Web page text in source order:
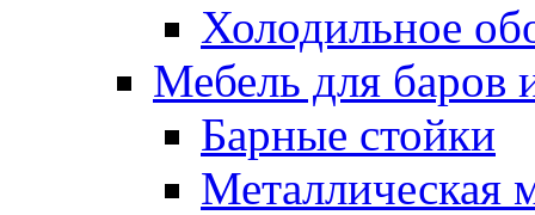
Холодильное
Мебель для баров
Барные стойки
Металлическая